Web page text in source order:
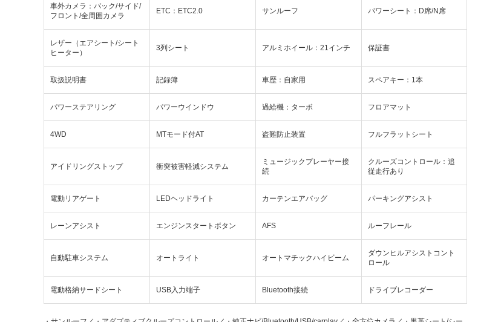
車外カメラ：バック/サイド/
フロント/全周囲カメラ
ETC：ETC2.0 サンルーフ パワーシート：D席/N席
レザー（エアシート/シート
ヒーター）
3列シート アルミホイール：21インチ 保証書
取扱説明書 記録簿 車歴：自家用 スペアキー：1本
パワーステアリング パワーウインドウ 過給機：ターボ フロアマット
4WD MTモード付AT 盗難防止装置 フルフラットシート
アイドリングストップ 衝突被害軽減システム
ミュージックプレーヤー接
続
クルーズコントロール：追
従走行あり
電動リアゲート LEDヘッドライト カーテンエアバッグ パーキングアシスト
レーンアシスト エンジンスタートボタン AFS ルーフレール
自動駐車システム オートライト オートマチックハイビーム
ダウンヒルアシストコント
ロール
電動格納サードシート USB入力端子 Bluetooth接続 ドライブレコーダー